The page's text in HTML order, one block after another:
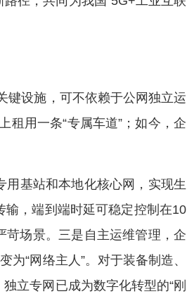
键设施，可不依赖于公网独立运
租用一条“专属车道”；如今，企
基站和本地化核心网，实现生
，端到端时延可稳定控制在10
苛场景。三是自主运维管理，企
“网络主人”。对于装备制造、
立专网已成为数字化转型的“刚